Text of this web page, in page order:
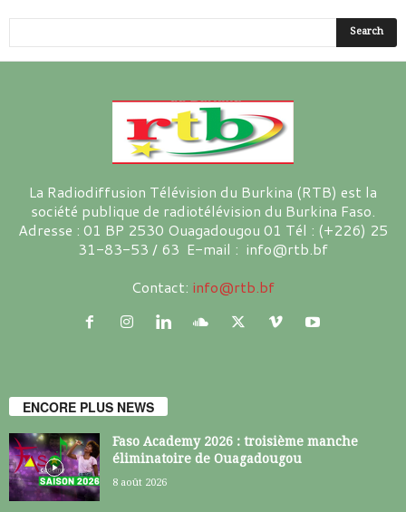
La Radiodiffusion Télévision du Burkina (RTB) est la
société publique de radiotélévision du Burkina Faso.
Adresse : 01 BP 2530 Ouagadougou 01 Tél : (+226) 25
31-83-53 / 63 E-mail : info@rtb.bf
Contact: info@rtb.bf
ENCORE PLUS NEWS
Faso Academy 2026 : troisième manche
éliminatoire de Ouagadougou
8 août 2026